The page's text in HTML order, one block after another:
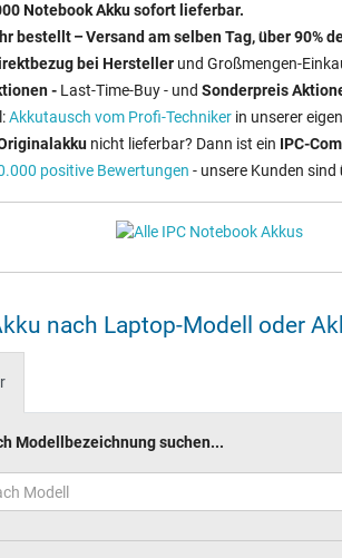
Notebook Akku sofort lieferbar.
bestellt – Versand am selben Tag, über 90%
bei Hersteller und
- Last-Time-Buy - und Sonderpreis
Akkutausch vom Profi‑Technikerin unserer
nicht lieferbar? Dann ist ein
positive Bewertungen - unsere Kunden sind
nach Laptop-Modell oder
Modellbezeichnung suchen...